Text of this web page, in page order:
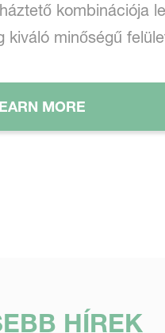
kombinációja
kiváló minőségű
MORE
HÍREK